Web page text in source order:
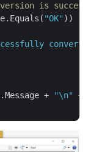
is
"OK" ))
+ "\n"
+